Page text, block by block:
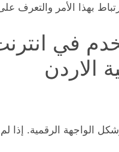
بهذا الأمر والتعرف
في
الاردن
الواجهة الرقمية.